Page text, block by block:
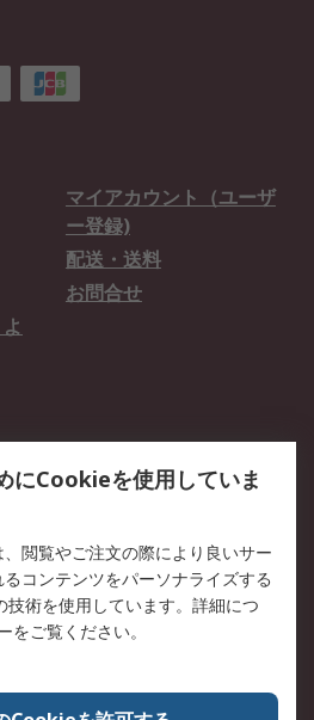
マイアカウント（ユーザ
ー登録)
配送・送料
お問合せ
採用情報
コーポレートサイト
RSの歴史
にCookieを使用していま
閲覧やご注文の際により良いサー
コンテンツをパーソナライズする
術を使用しています。詳細につ
をご覧ください。